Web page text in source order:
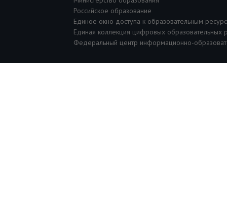
Российское образование
Единое окно доступа к образовательным
Единая коллекция цифровых образовательных
Федеральный центр информационно-